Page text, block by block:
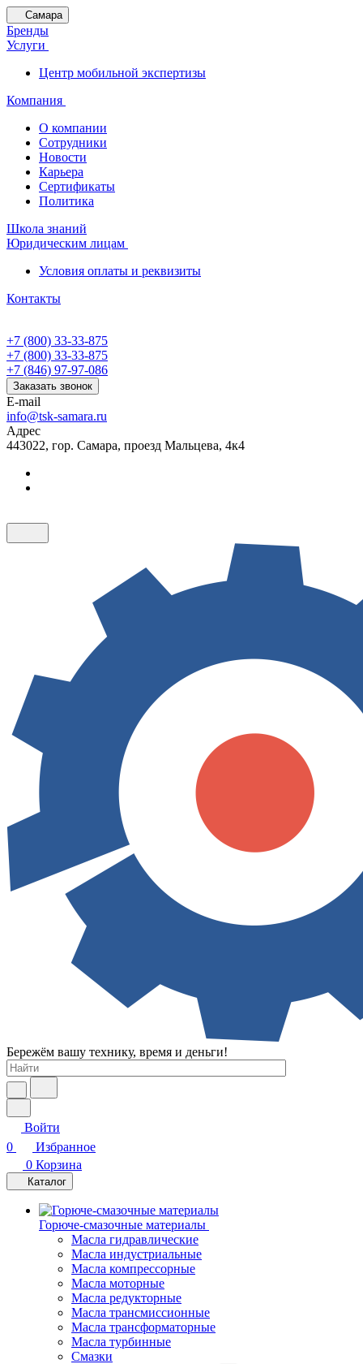
Самара
Бренды
Услуги
Центр мобильной экспертизы
Компания
О компании
Сотрудники
Новости
Карьера
Сертификаты
Политика
Школа знаний
Юридическим лицам
Условия оплаты и реквизиты
Контакты
+7 (800) 33-33-875
+7 (800) 33-33-875
+7 (846) 97-97-086
Заказать звонок
E-mail
info@tsk-samara.ru
Адрес
443022, гор. Самара, проезд Мальцева, 4к4
Бережём вашу технику, время и деньги!
Войти
0
Избранное
0 Корзина
Каталог
Горюче-смазочные материалы
Масла гидравлические
Масла индустриальные
Масла компрессорные
Масла моторные
Масла редукторные
Масла трансмиссионные
Масла трансформаторные
Масла турбинные
Смазки